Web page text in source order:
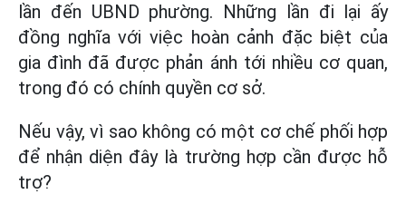
lần đến UBND phường. Những lần đi lại ấy
đồng nghĩa với việc hoàn cảnh đặc biệt của
gia đình đã được phản ánh tới nhiều cơ quan,
trong đó có chính quyền cơ sở.
Nếu vậy, vì sao không có một cơ chế phối hợp
để nhận diện đây là trường hợp cần được hỗ
trợ?